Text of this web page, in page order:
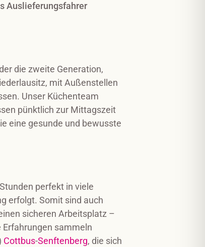
Auslieferungsfahrer
die zweite Generation,
mit Außenstellen
Unser Küchenteam
pünktlich zur Mittagszeit
eine gesunde und bewusste
perfekt in viele
erfolgt. Somit sind auch
sicheren Arbeitsplatz –
sammeln
Cottbus-Senftenberg, die sich